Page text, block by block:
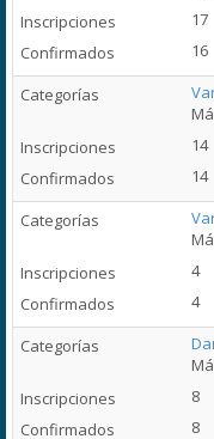
17
16
14
14
4
4
8
8